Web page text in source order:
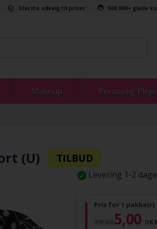
Største udvalg til priser 500.000+ glade
Makeup Personlig Pleje
(U)
Levering 1-2 dage
Pris for 1 pakke(r)
5,00 DKK